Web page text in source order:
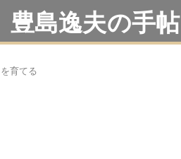
豊島逸夫の手帖
育てる